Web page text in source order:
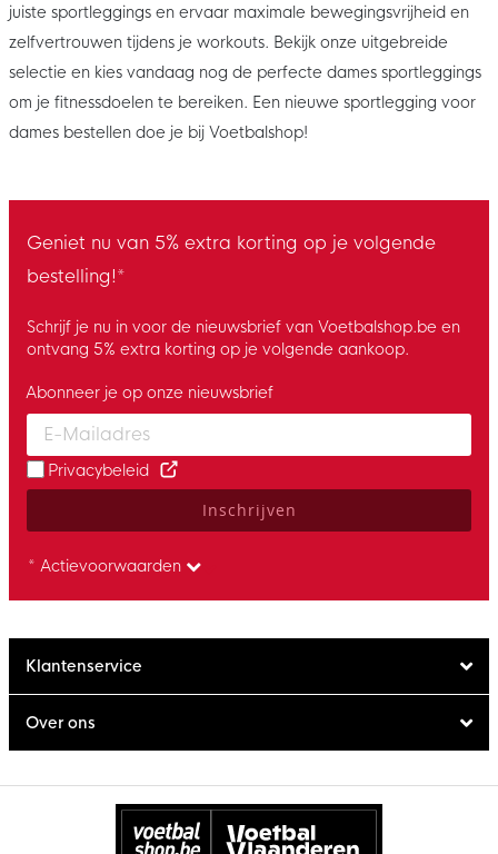
juiste sportleggings en ervaar maximale bewegingsvrijheid en
zelfvertrouwen tijdens je workouts. Bekijk onze uitgebreide
selectie en kies vandaag nog de perfecte dames sportleggings
om je fitnessdoelen te bereiken. Een nieuwe sportlegging voor
dames bestellen doe je bij Voetbalshop!
Geniet nu van 5% extra korting op je volgende
bestelling!*
Schrijf je nu in voor de nieuwsbrief van Voetbalshop.be en
ontvang 5% extra korting op je volgende aankoop.
Enter your email and accept the privacy policy to subscribe to
Abonneer je op onze nieuwsbrief
Privacybeleid
Inschrijven
* Actievoorwaarden
Klantenservice
Over ons